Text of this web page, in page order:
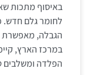
באיסוף מתכות
לחומר גלם חדש.
הגבלה, מאפשרת
במרכז הארץ,
הפלדה ומשלבים